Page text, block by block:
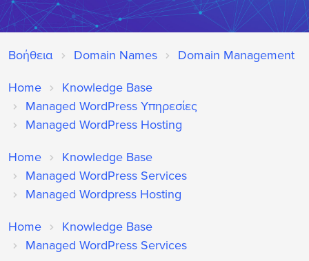
Βοήθεια Domain Names Domain Management
Home
Knowledge Base
Managed WordPress Υπηρεσίες
Managed WordPress Hosting
Home
Knowledge Base
Managed WordPress Services
Managed Wordpress Hosting
Home
Knowledge Base
Managed WordPress Services